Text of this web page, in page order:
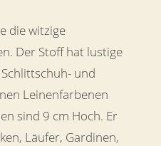
die witzige
Der Stoff hat lustige
und
Leinenfarbenen
sind 9 cm Hoch. Er
Läufer, Gardinen,